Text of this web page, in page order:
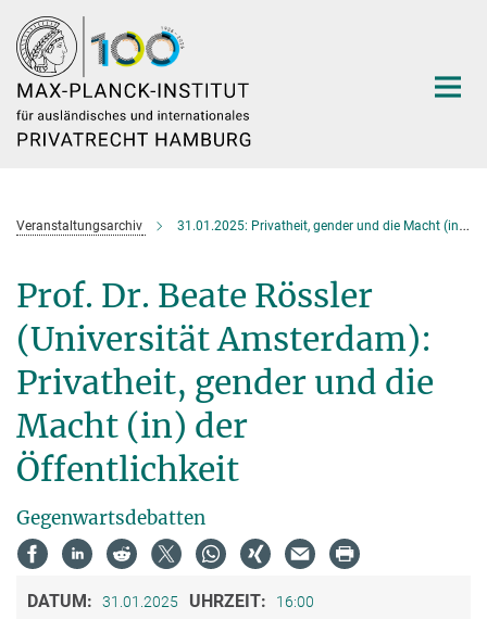
Hauptinhalt
Veranstaltungsarchiv 31.01.2025: Privatheit, gender und die Macht (in) der Öffentlichkeit
Prof. Dr. Beate Rössler
(Universität Amsterdam):
Privatheit, gender und die
Macht (in) der
Öffentlichkeit
Gegenwartsdebatten
DATUM: 31.01.2025 UHRZEIT: 16:00